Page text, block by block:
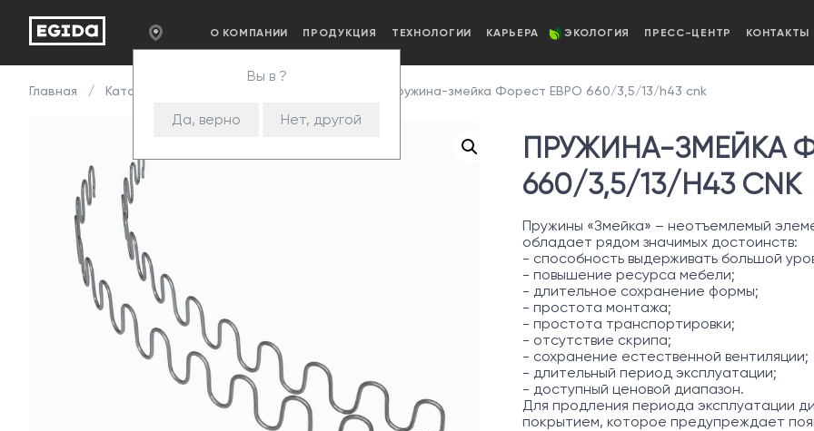
Вы в ?
Да, верно Нет, другой
О КОМПАНИИ ПРОДУКЦИЯ ТЕХНОЛОГИИ КАРЬЕРА ЭКОЛОГИЯ ПРЕСС-ЦЕНТР КОНТАКТЫ
Главная Каталог Пружина-змейка Форест ЕВРО 660/3,5/13/h43 cnk
ПРУЖИНА-ЗМЕЙКА
660/3,5/13/H43 CNK
Пружины «Змейка» – неотъемлемый
обладает рядом значимых достоинств:
- способность выдерживать большой
- повышение ресурса мебели;
- длительное сохранение формы;
- простота монтажа;
- простота транспортировки;
- отсутствие скрипа;
- сохранение естественной вентиляции;
- длительный период эксплуатации;
- доступный ценовой диапазон.
Для продления периода эксплуатации
покрытием, которое предупреждает